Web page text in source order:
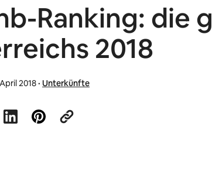
Ranking: die
2018
2018· Unterkünfte